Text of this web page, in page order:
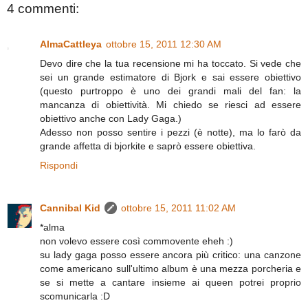
4 commenti:
AlmaCattleya ottobre 15, 2011 12:30 AM
Devo dire che la tua recensione mi ha toccato. Si vede che
sei un grande estimatore di Bjork e sai essere obiettivo
(questo purtroppo è uno dei grandi mali del fan: la
mancanza di obiettività. Mi chiedo se riesci ad essere
obiettivo anche con Lady Gaga.)
Adesso non posso sentire i pezzi (è notte), ma lo farò da
grande affetta di bjorkite e saprò essere obiettiva.
Rispondi
Cannibal Kid
ottobre 15, 2011 11:02 AM
*alma
non volevo essere così commovente eheh :)
su lady gaga posso essere ancora più critico: una canzone
come americano sull'ultimo album è una mezza porcheria e
se si mette a cantare insieme ai queen potrei proprio
scomunicarla :D